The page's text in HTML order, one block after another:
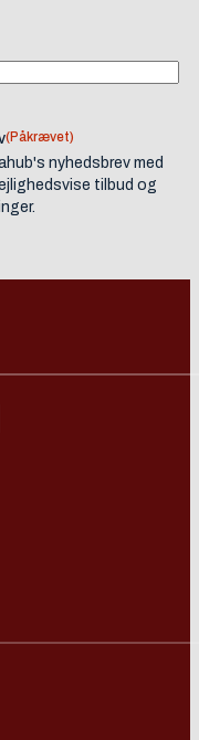
(Påkrævet)
nyhedsbrev med
tilbud og